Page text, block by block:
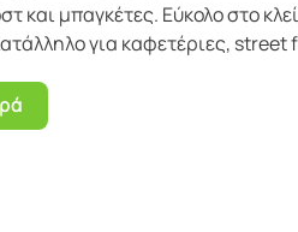
και μπαγκέτες. Εύκολο στο
για καφετέριες, street